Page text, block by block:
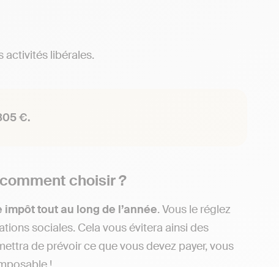
activités libérales.
€.
choisir ?
tout au long de l’année. Vous le réglez
sociales. Cela vous évitera ainsi des
de prévoir ce que vous devez payer, vous